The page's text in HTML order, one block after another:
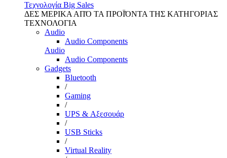
Τεχνολογία Big Sales
ΔΕΣ ΜΕΡΙΚΑ ΑΠΌ ΤΑ ΠΡΟΪΌΝΤΑ ΤΗΣ ΚΑΤΗΓΟΡΙΑΣ
ΤΕΧΝΟΛΟΓΙΑ
Audio
Audio Components
Audio
Audio Components
Gadgets
Bluetooth
/
Gaming
/
UPS & Αξεσουάρ
/
USB Sticks
/
Virtual Reality